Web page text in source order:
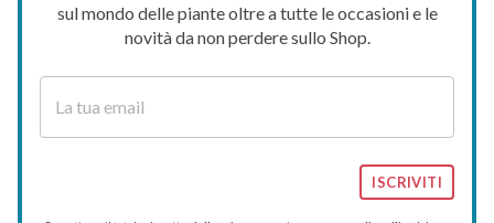
sul mondo delle piante oltre a tutte le occasioni e le
novità da non perdere sullo Shop.
ISCRIVITI